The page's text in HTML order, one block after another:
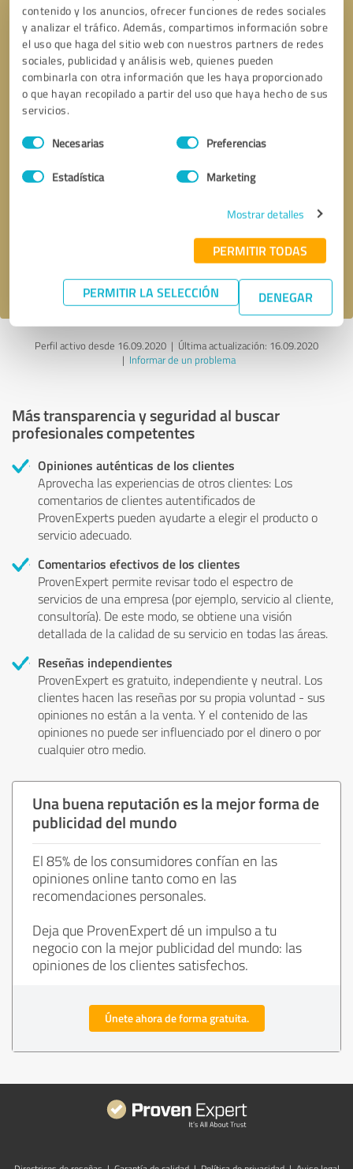
contenido y los anuncios, ofrecer funciones de redes sociales
y analizar el tráfico. Además, compartimos información sobre
el uso que haga del sitio web con nuestros partners de redes
sociales, publicidad y análisis web, quienes pueden
combinarla con otra información que les haya proporcionado
o que hayan recopilado a partir del uso que haya hecho de sus
servicios.
Selección
de
Necesarias Preferencias
Estadística Marketing
Mostrar detalles
PERMITIR TODAS
PERMITIR LA SELECCIÓN DENEGAR
Enviar reseña
política de privacidad.
Perfil activo desde 16.09.2020 | Última actualización: 16.09.2020
| Informar de un problema
Más transparencia y seguridad al buscar
profesionales competentes
Opiniones auténticas de los clientes
Aprovecha las experiencias de otros clientes: Los
comentarios de clientes autentificados de
ProvenExperts pueden ayudarte a elegir el producto o
servicio adecuado.
Comentarios efectivos de los clientes
ProvenExpert permite revisar todo el espectro de
servicios de una empresa (por ejemplo, servicio al cliente,
consultoría). De este modo, se obtiene una visión
detallada de la calidad de su servicio en todas las áreas.
Reseñas independientes
ProvenExpert es gratuito, independiente y neutral. Los
clientes hacen las reseñas por su propia voluntad - sus
opiniones no están a la venta. Y el contenido de las
opiniones no puede ser influenciado por el dinero o por
cualquier otro medio.
Una buena reputación es la mejor forma de
publicidad del mundo
El 85% de los consumidores confían en las
opiniones online tanto como en las
recomendaciones personales.
Deja que ProvenExpert dé un impulso a tu
negocio con la mejor publicidad del mundo: las
opiniones de los clientes satisfechos.
Únete ahora de forma gratuita.